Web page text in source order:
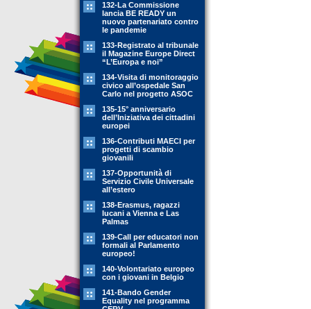
132-La Commissione
lancia BE READY un
nuovo partenariato contro
le pandemie
133-Registrato al tribunale
il Magazine Europe Direct
“L’Europa e noi”
134-Visita di monitoraggio
civico all’ospedale San
Carlo nel progetto ASOC
135-15° anniversario
dell’Iniziativa dei cittadini
europei
136-Contributi MAECI per
progetti di scambio
giovanili
137-Opportunità di
Servizio Civile Universale
all’estero
138-Erasmus, ragazzi
lucani a Vienna e Las
Palmas
139-Call per educatori non
formali al Parlamento
europeo!
140-Volontariato europeo
con i giovani in Belgio
141-Bando Gender
Equality nel programma